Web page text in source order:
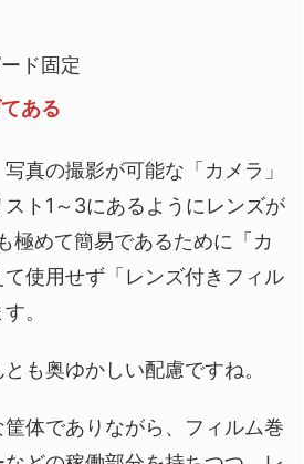
ド固定
ある
写真の撮影が可能な「カメラ」
ト1～3にあるようにレンズが
極めて簡易であるために「カ
て使用せず「レンズ付きフィル
。
も奥ゆかしい配慮ですね。
体でありながら、フィルム巻